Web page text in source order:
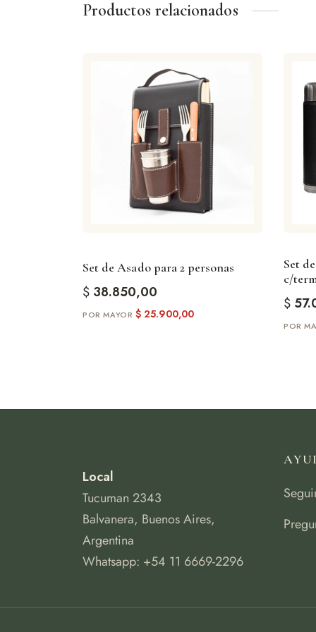
Productos relacionados
Set de Asado para 2 personas
$ 38.850,00
$ 25.900,00
Set
c/
$
Local
Tucuman 2343
Balvanera, Buenos Aires,
Argentina
Whatsapp: +54 11 6669-2296